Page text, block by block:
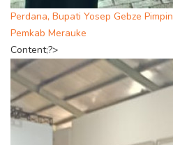
Perdana, Bupati Yosep Gebze
Pemkab Merauke
Content;?>